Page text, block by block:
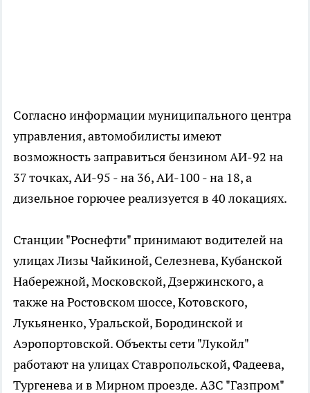
Согласно информации муниципального центра
управления, автомобилисты имеют
возможность заправиться бензином АИ-92 на
37 точках, АИ-95 - на 36, АИ-100 - на 18, а
дизельное горючее реализуется в 40 локациях.
Станции "Роснефти" принимают водителей на
улицах Лизы Чайкиной, Селезнева, Кубанской
Набережной, Московской, Дзержинского, а
также на Ростовском шоссе, Котовского,
Лукьяненко, Уральской, Бородинской и
Аэропортовской. Объекты сети "Лукойл"
работают на улицах Ставропольской, Фадеева,
Тургенева и в Мирном проезде. АЗС "Газпром"